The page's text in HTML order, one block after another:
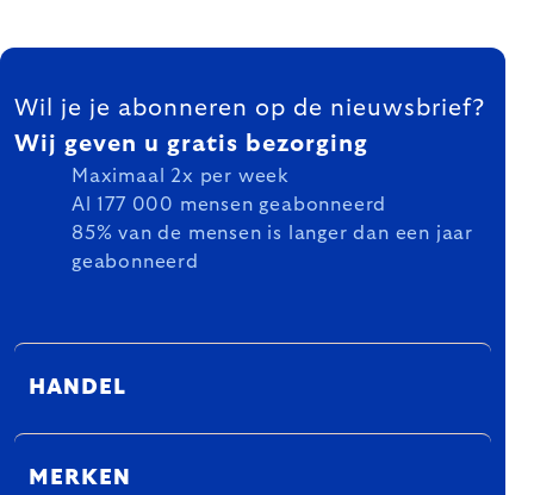
FOOTER
Wil je je abonneren op de nieuwsbrief?
Wij geven u gratis bezorging
Maximaal 2x per week
Al 177 000 mensen geabonneerd
85% van de mensen is langer dan een jaar
geabonneerd
HANDEL
MERKEN